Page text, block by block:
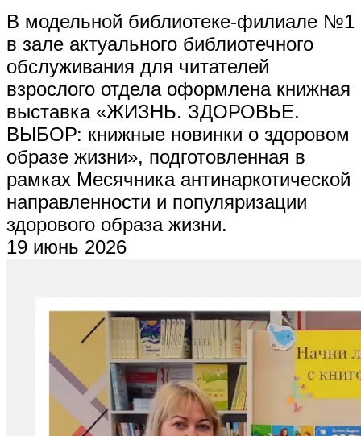
В модельной библиотеке-филиале №1
в зале актуального библиотечного
обслуживания для читателей
взрослого отдела оформлена книжная
выставка «ЖИЗНЬ. ЗДОРОВЬЕ.
ВЫБОР: книжные новинки о здоровом
образе жизни», подготовленная в
рамках Месячника антинаркотической
направленности и популяризации
здорового образа жизни.
19 июнь 2026